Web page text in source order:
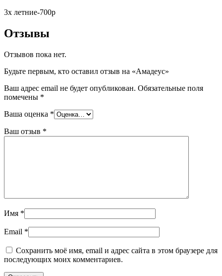
3х летние-700р
Отзывы
Отзывов пока нет.
Будьте первым, кто оставил отзыв на «Амадеус»
Ваш адрес email не будет опубликован. Обязательные поля
помечены *
Ваша оценка *
Ваш отзыв *
Имя *
Email *
Сохранить моё имя, email и адрес сайта в этом браузере для
последующих моих комментариев.